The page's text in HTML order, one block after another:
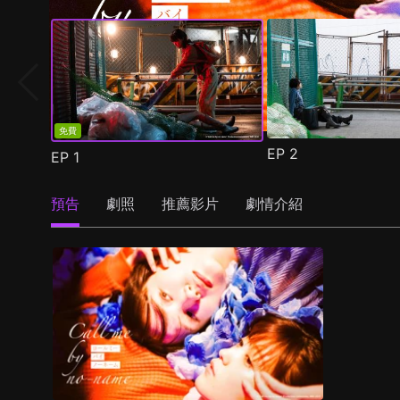
免費
EP 1 EP 2
預告 劇照 推薦影片 劇情介紹